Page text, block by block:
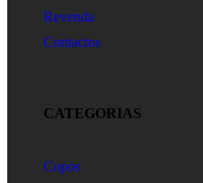
Revenda
Contactos
CATEGORIAS
Copos